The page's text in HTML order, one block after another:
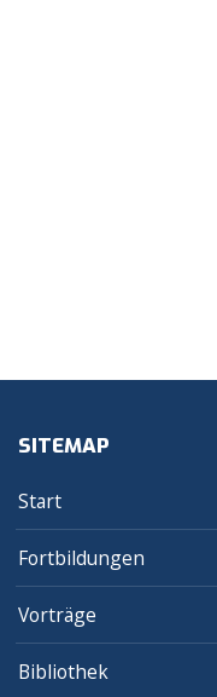
SITEMAP
Start
Fortbildungen
Vorträge
Bibliothek